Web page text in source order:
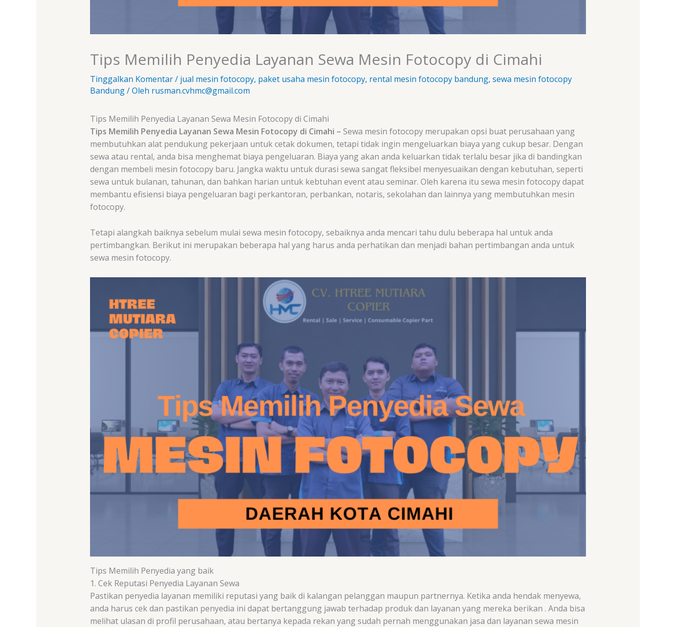
Tips Memilih Penyedia Layanan Sewa Mesin Fotocopy di Cimahi
Tinggalkan Komentar/ jual mesin fotocopy, paket usaha mesin fotocopy, rental mesin fotocopy bandung, sewa mesin fotocopy
Bandung/ Oleh rusman.cvhmc@gmail.com
Tips Memilih Penyedia Layanan Sewa Mesin Fotocopy di Cimahi
Tips Memilih Penyedia Layanan Sewa Mesin Fotocopy di Cimahi – Sewa mesin fotocopy merupakan opsi buat perusahaan yang
membutuhkan alat pendukung pekerjaan untuk cetak dokumen, tetapi tidak ingin mengeluarkan biaya yang cukup besar. Dengan
sewa atau rental, anda bisa menghemat biaya pengeluaran. Biaya yang akan anda keluarkan tidak terlalu besar jika di bandingkan
dengan membeli mesin fotocopy baru. Jangka waktu untuk durasi sewa sangat fleksibel menyesuaikan dengan kebutuhan, seperti
sewa untuk bulanan, tahunan, dan bahkan harian untuk kebtuhan event atau seminar. Oleh karena itu sewa mesin fotocopy dapat
membantu efisiensi biaya pengeluaran bagi perkantoran, perbankan, notaris, sekolahan dan lainnya yang membutuhkan mesin
fotocopy.
Tetapi alangkah baiknya sebelum mulai sewa mesin fotocopy, sebaiknya anda mencari tahu dulu beberapa hal untuk anda
pertimbangkan. Berikut ini merupakan beberapa hal yang harus anda perhatikan dan menjadi bahan pertimbangan anda untuk
sewa mesin fotocopy.
Tips Memilih Penyedia yang baik
1. Cek Reputasi Penyedia Layanan Sewa
Pastikan penyedia layanan memiliki reputasi yang baik di kalangan pelanggan maupun partnernya. Ketika anda hendak menyewa,
anda harus cek dan pastikan penyedia ini dapat bertanggung jawab terhadap produk dan layanan yang mereka berikan . Anda bisa
melihat ulasan di profil perusahaan, atau bertanya kepada rekan yang sudah pernah menggunakan jasa dan layanan sewa mesin